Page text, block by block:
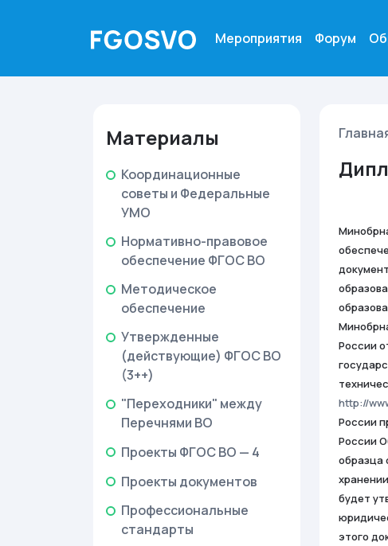
Мероприятия Форум
Материалы
Координационные
советы и Федеральные
УМО
Нормативно-правовое
обеспечение ФГОС ВО
Методическое
обеспечение
Утвержденные
(действующие) ФГОС ВО
(3++)
"Переходники" между
Перечнями ВО
Проекты ФГОС ВО — 4
Проекты документов
Профессиональные
стандарты
России
http://
России
России
образца
будет
этого